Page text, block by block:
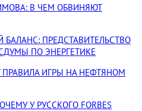
В ЧЕМ ОБВИНЯЮТ
БАЛАНС: ПРЕДСТАВИТЕЛЬСТВО
ПО ЭНЕРГЕТИКЕ
ПРАВИЛА ИГРЫ НА НЕФТЯНОМ
У РУССКОГО FORBES